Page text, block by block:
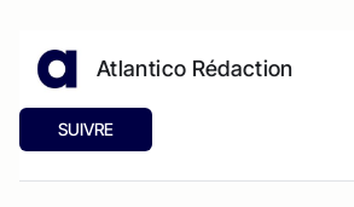
Atlantico Rédaction
SUIVRE